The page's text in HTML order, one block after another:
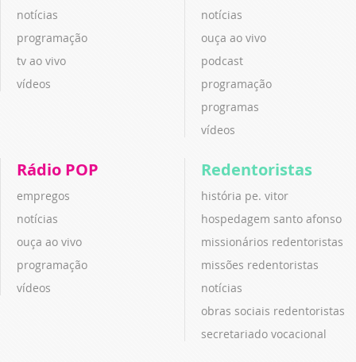
notícias
programação
tv ao vivo
vídeos
notícias
ouça ao vivo
podcast
programação
programas
vídeos
Rádio POP
empregos
notícias
ouça ao vivo
programação
vídeos
Redentoristas
história pe. vitor
hospedagem santo afonso
missionários redentoristas
missões redentoristas
notícias
obras sociais redentoristas
secretariado vocacional